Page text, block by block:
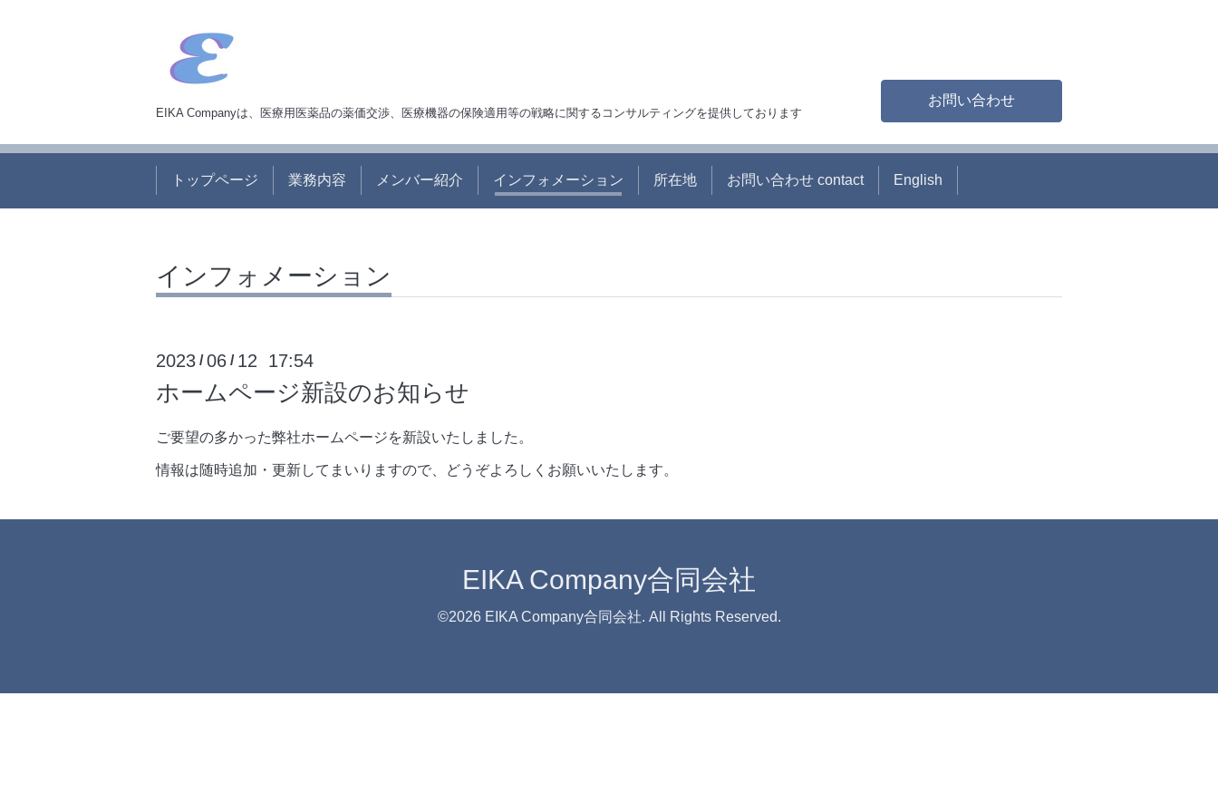
EIKA Companyは、医療用医薬品の薬価交渉、医療機器の保険適用等の戦略に関するコンサルティングを提供しております
お問い合わせ
トップページ 業務内容 メンバー紹介 インフォメーション 所在地 お問い合わせ contact English
インフォメーション
2023 /06 / 12 17:54
ホームページ新設のお知らせ
ご要望の多かった弊社ホームページを新設いたしました。
情報は随時追加・更新してまいりますので、どうぞよろしくお願いいたします。
EIKA Company合同会社
©2026 EIKA Company合同会社. All Rights Reserved.